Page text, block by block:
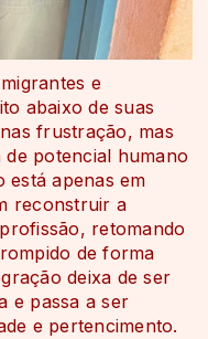
e
abaixo de suas
frustração, mas
de potencial humano
está apenas em
reconstruir a
retomando
de forma
deixa de ser
e passa a ser
e pertencimento.